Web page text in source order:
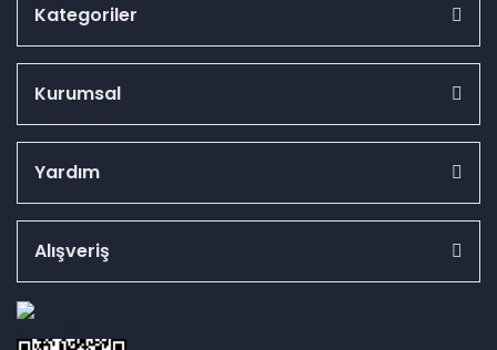
Kategoriler
Kurumsal
Yardım
Alışveriş